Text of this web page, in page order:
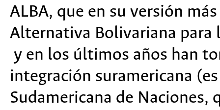
ALBA, que en su versión
Alternativa Bolivariana para
y en los últimos años han
integración suramericana
Sudamericana de Naciones,